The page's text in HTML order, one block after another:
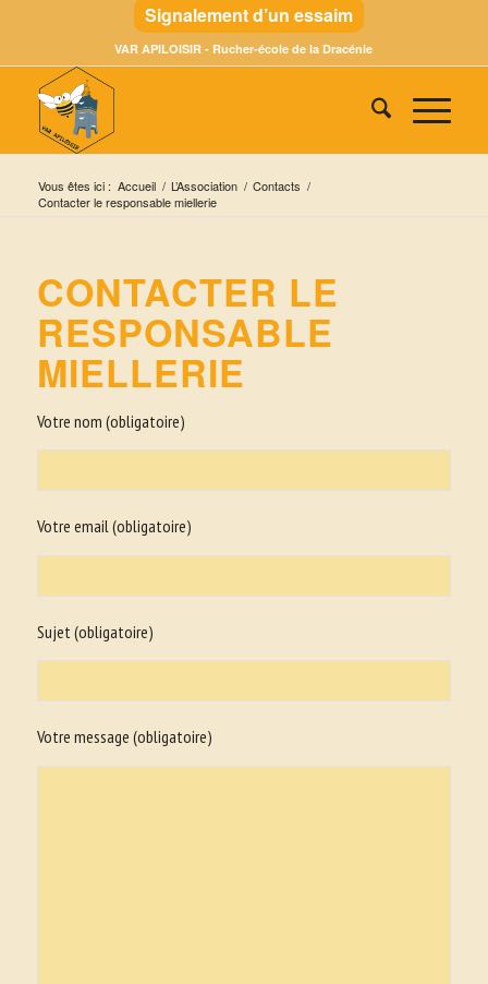
Signalement d’un essaim
VAR APILOISIR - Rucher-école de la Dracénie
Vous êtes ici : Accueil / L’Association / Contacts /
Contacter le responsable miellerie
CONTACTER LE
RESPONSABLE
MIELLERIE
Votre nom (obligatoire)
Votre email (obligatoire)
Sujet (obligatoire)
Votre message (obligatoire)